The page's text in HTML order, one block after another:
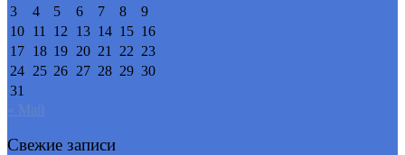
3
4 5 6 7 8
9
10 11 12 13 14 15 16
17 18 19 20 21 22 23
24 25 26 27 28 29 30
31
« Май
Свежие записи